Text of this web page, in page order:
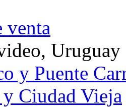
venta
Uruguay
y Puente
Ciudad Vieja